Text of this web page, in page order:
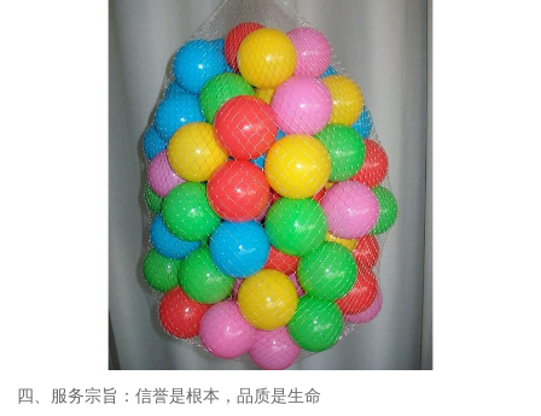
四、服务宗旨：信誉是根本，品质是生命